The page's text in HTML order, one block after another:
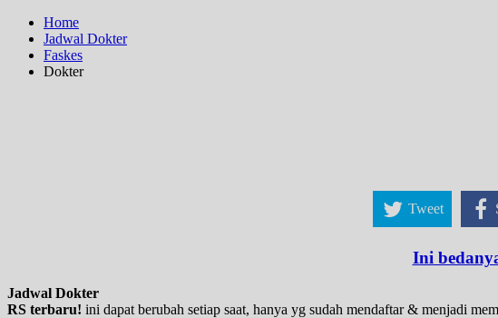
Home
Jadwal Dokter
Faskes
Dokter
Tweet
Ini
Jadwal Dokter
RS terbaru! ini dapat berubah setiap saat, hanya yg sudah mendaftar & menjadi